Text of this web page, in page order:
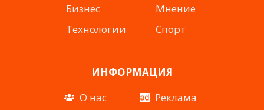
Бизнес
Технологии
Мнение
Спорт
ИНФОРМАЦИЯ
О нас
Реклама